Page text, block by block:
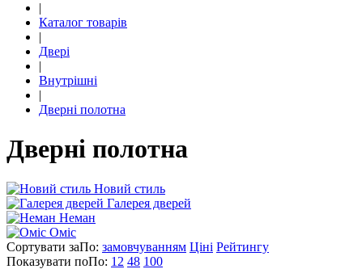
|
Каталог товарів
|
Двері
|
Внутрішні
|
Дверні полотна
Дверні полотна
Новий стиль
Галерея дверей
Неман
Оміс
Сортувати заПо: замовчуванням Ціні Рейтингу
Показувати поПо: 12 48 100